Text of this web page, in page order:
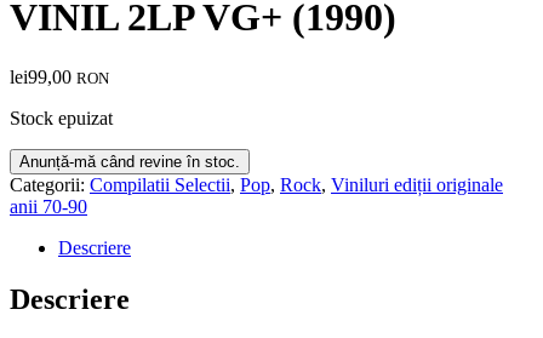
VINIL 2LP VG+ (1990)
lei99,00 RON
Stock epuizat
Categorii: Compilatii Selectii, Pop, Rock, Viniluri ediții originale
anii 70-90
Descriere
Descriere